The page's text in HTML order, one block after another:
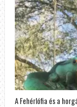
A Fehérlófia és a